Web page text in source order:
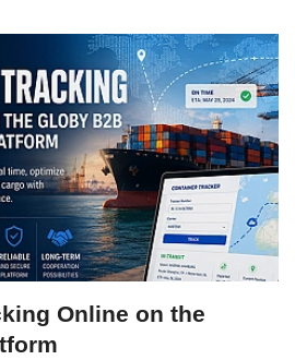
Online on the